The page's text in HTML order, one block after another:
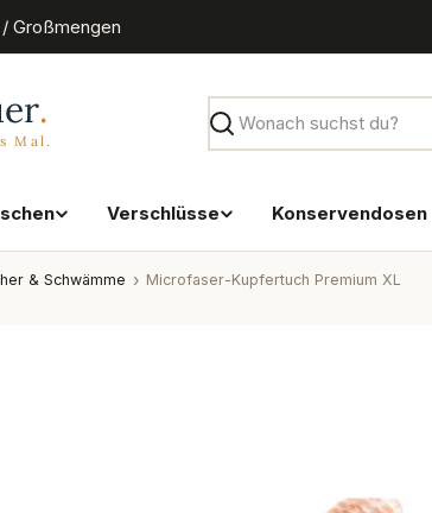
/ Großmengen
Suchen
Verschlüsse Konservendosen
& Schwämme Microfaser-Kupfertuch Premium XL